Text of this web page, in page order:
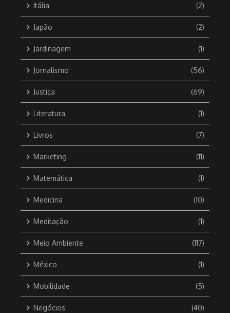
Itália (2)
Japão (2)
Jardinagem (1)
Jornalismo (56)
Justiça (69)
Literatura (1)
Livros (7)
Marketing (11)
Matemática (1)
Medicina (10)
Meditação (1)
Meio Ambiente (117)
México (1)
Mobilidade (5)
Negócios (40)